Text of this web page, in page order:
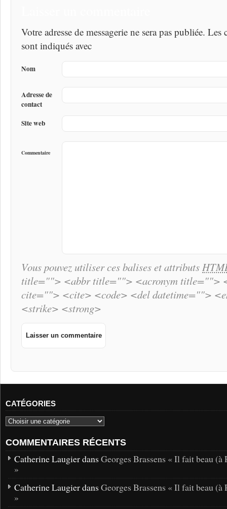
Votre adresse de messagerie ne sera pas publiée.
sont indiqués avec
Nom
Adresse de
contact
Site web
Commentaire
Vous pouvez utiliser ces balises et attributs
title=""> <abbr title=""> <acronym title="">
cite=""> <cite> <code> <del datetime="">
<strike> <strong>
CATÉGORIES
COMMENTAIRES RÉCENTS
Catherine Laugier dans Georges Brassens « Il fait beau (à
»
Catherine Laugier dans Georges Brassens « Il fait beau (à
»